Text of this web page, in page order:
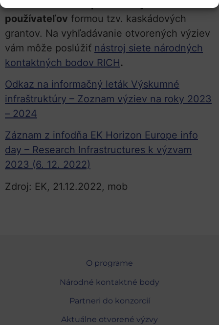
používateľov formou tzv. kaskádových
grantov. Na vyhľadávanie otvorených výziev
vám môže poslúžiť nástroj siete národných
kontaktných bodov RICH.
Odkaz na informačný leták Výskumné
infraštruktúry – Zoznam výziev na roky 2023
– 2024
Záznam z infodňa EK Horizon Europe info
day – Research Infrastructures k výzvam
2023 (6. 12. 2022)
Zdroj: EK, 21.12.2022, mob
O programe
Národné kontaktné body
Partneri do konzorcií
Aktuálne otvorené výzvy